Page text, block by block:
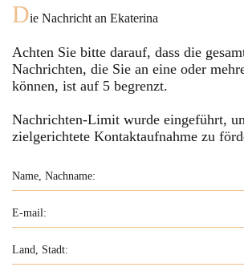
Die Nachricht an Ekaterina
Achten Sie bitte darauf, dass die
Nachrichten, die Sie an eine oder
können, ist auf 5 begrenzt.
Nachrichten-Limit wurde eingeführt,
zielgerichtete Kontaktaufnahme zu